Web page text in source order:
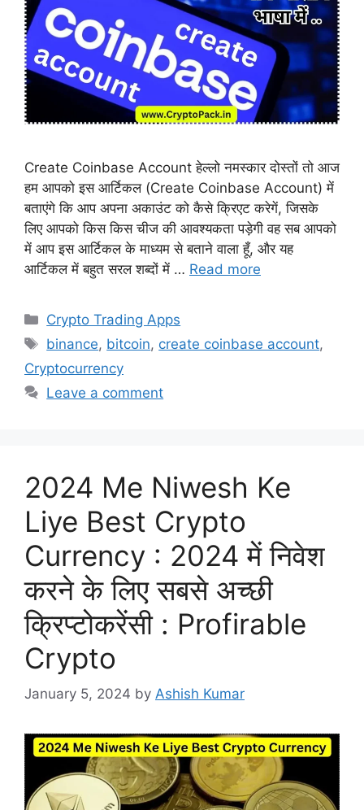
Create Coinbase Account हेल्लो नमस्कार दोस्तों तो आज
हम आपको इस आर्टिकल (Create Coinbase Account) में
बताएंगे कि आप अपना अकाउंट को कैसे क्रिएट करेगें, जिसके
लिए आपको किस किस चीज की आवश्यकता पड़ेगी वह सब आपको
में आप इस आर्टिकल के माध्यम से बताने वाला हूँ, और यह
आर्टिकल में बहुत सरल शब्दों में … Read more
Categories
Crypto Trading Apps
Tags
binance, bitcoin, create coinbase account,
Cryptocurrency
Leave a comment
2024 Me Niwesh Ke
Liye Best Crypto
Currency : 2024 में निवेश
करने के लिए सबसे अच्छी
क्रिप्टोकरेंसी : Profirable
Crypto
January 5, 2024 by Ashish Kumar